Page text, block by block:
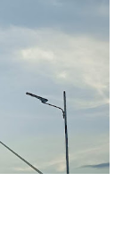
untuk meniru
berburu
jenis P. pyralis
meneliti